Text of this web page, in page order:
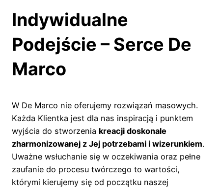
Indywidualne
Podejście – Serce De
Marco
W De Marco nie oferujemy rozwiązań masowych.
Każda Klientka jest dla nas inspiracją i punktem
wyjścia do stworzenia kreacji doskonale
zharmonizowanej z Jej potrzebami i wizerunkiem.
Uważne wsłuchanie się w oczekiwania oraz pełne
zaufanie do procesu twórczego to wartości,
którymi kierujemy się od początku naszej